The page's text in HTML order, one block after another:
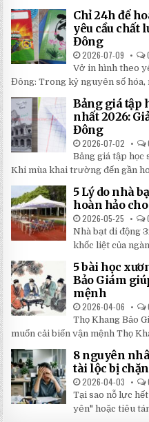
Chỉ 24h để
yêu cầu chất
Đông
2026-07-09
Vở in hình theo
Đông: Trong kỷ nguyên số hóa,
Bảng giá tập
nhất 2026:
Đông
2026-07-02
Bảng giá tập
Khi mùa khai trường đến gần
5 Lý do nhà
hoàn hảo
2026-05-25
Nhà bạt di động
khốc liệt của
5 bài học
Bảo Giám
mệnh
2026-04-06
Thọ Khang Bảo
muốn cải biến vận mệnh Thọ
8 nguyên
tài lộc bị
2026-04-03
Tại sao nỗ lực
yên" hoặc tiêu